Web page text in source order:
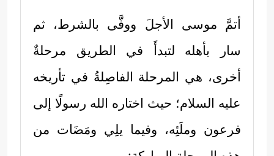
أتمَّ موسى الأجلَ ووفَّى بالشرط، ثم
سار بأهله لتبدأَ في الطريق مرحلةٌ
أخرى، هي المرحلة الفاصِلةُ في تأريخه
عليه السلام؛ حيث اختاره الله رسولًا إلى
فرعون وملَئِه، وفيما يلِي ومَضَات من